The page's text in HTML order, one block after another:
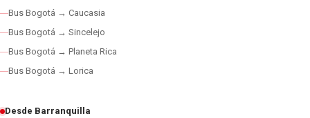
Bus Bogotá → Caucasia
Bus Bogotá → Sincelejo
Bus Bogotá → Planeta Rica
Bus Bogotá → Lorica
Desde Barranquilla